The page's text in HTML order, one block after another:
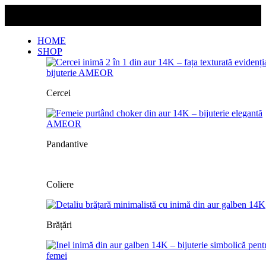
HOME
SHOP
Cercei
Pandantive
Coliere
Brățări